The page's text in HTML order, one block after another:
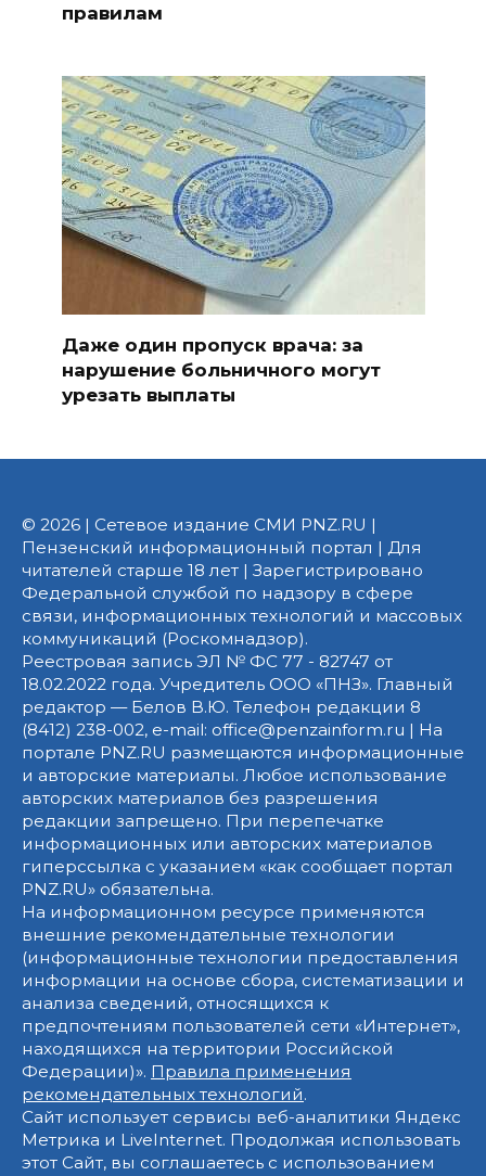
правилам
Даже один пропуск врача: за
нарушение больничного могут
урезать выплаты
© 2026 | Сетевое издание СМИ PNZ.RU |
Пензенский информационный портал | Для
читателей старше 18 лет | Зарегистрировано
Федеральной службой по надзору в сфере
связи, информационных технологий и массовых
коммуникаций (Роскомнадзор).
Реестровая запись ЭЛ № ФС 77 - 82747 от
18.02.2022 года. Учредитель ООО «ПНЗ». Главный
редактор — Белов В.Ю. Телефон редакции 8
(8412) 238-002, e-mail: office@penzainform.ru | На
портале PNZ.RU размещаются информационные
и авторские материалы. Любое использование
авторских материалов без разрешения
редакции запрещено. При перепечатке
информационных или авторских материалов
гиперссылка с указанием «как сообщает портал
PNZ.RU» обязательна.
На информационном ресурсе применяются
внешние рекомендательные технологии
(информационные технологии предоставления
информации на основе сбора, систематизации и
анализа сведений, относящихся к
предпочтениям пользователей сети «Интернет»,
находящихся на территории Российской
Федерации)». Правила применения
рекомендательных технологий.
Сайт использует сервисы веб-аналитики Яндекс
Метрика и LiveInternet. Продолжая использовать
этот Сайт, вы соглашаетесь с использованием